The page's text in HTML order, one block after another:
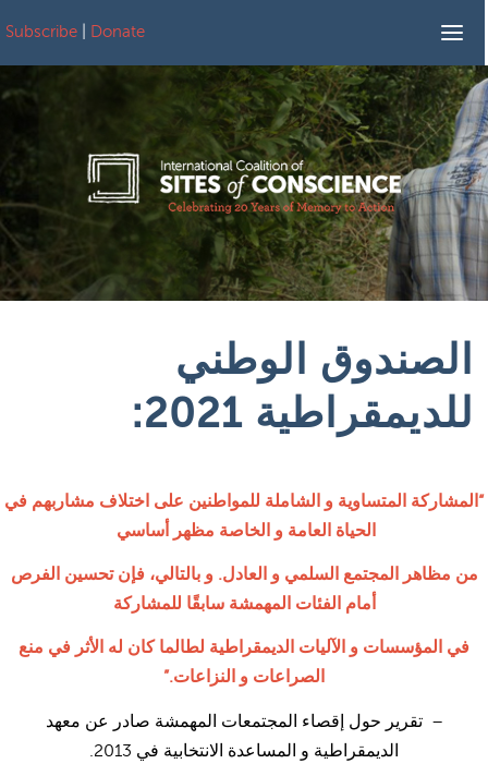
Skip to content
الصندوق الوطني
للديمقراطية 2021:
“المشاركة المتساوية و الشاملة للمواطنين على اختلاف مشاربهم في
الحياة العامة و الخاصة مظهر أساسي
من مظاهر المجتمع السلمي و العادل. و بالتالي، فإن تحسين الفرص
أمام الفئات المهمشة سابقًا للمشاركة
في المؤسسات و الآليات الديمقراطية لطالما كان له الأثر في منع
الصراعات و النزاعات.”
– تقرير حول إقصاء المجتمعات المهمشة صادر عن معهد
الديمقراطية و المساعدة الانتخابية في 2013.
Subscribe Donate